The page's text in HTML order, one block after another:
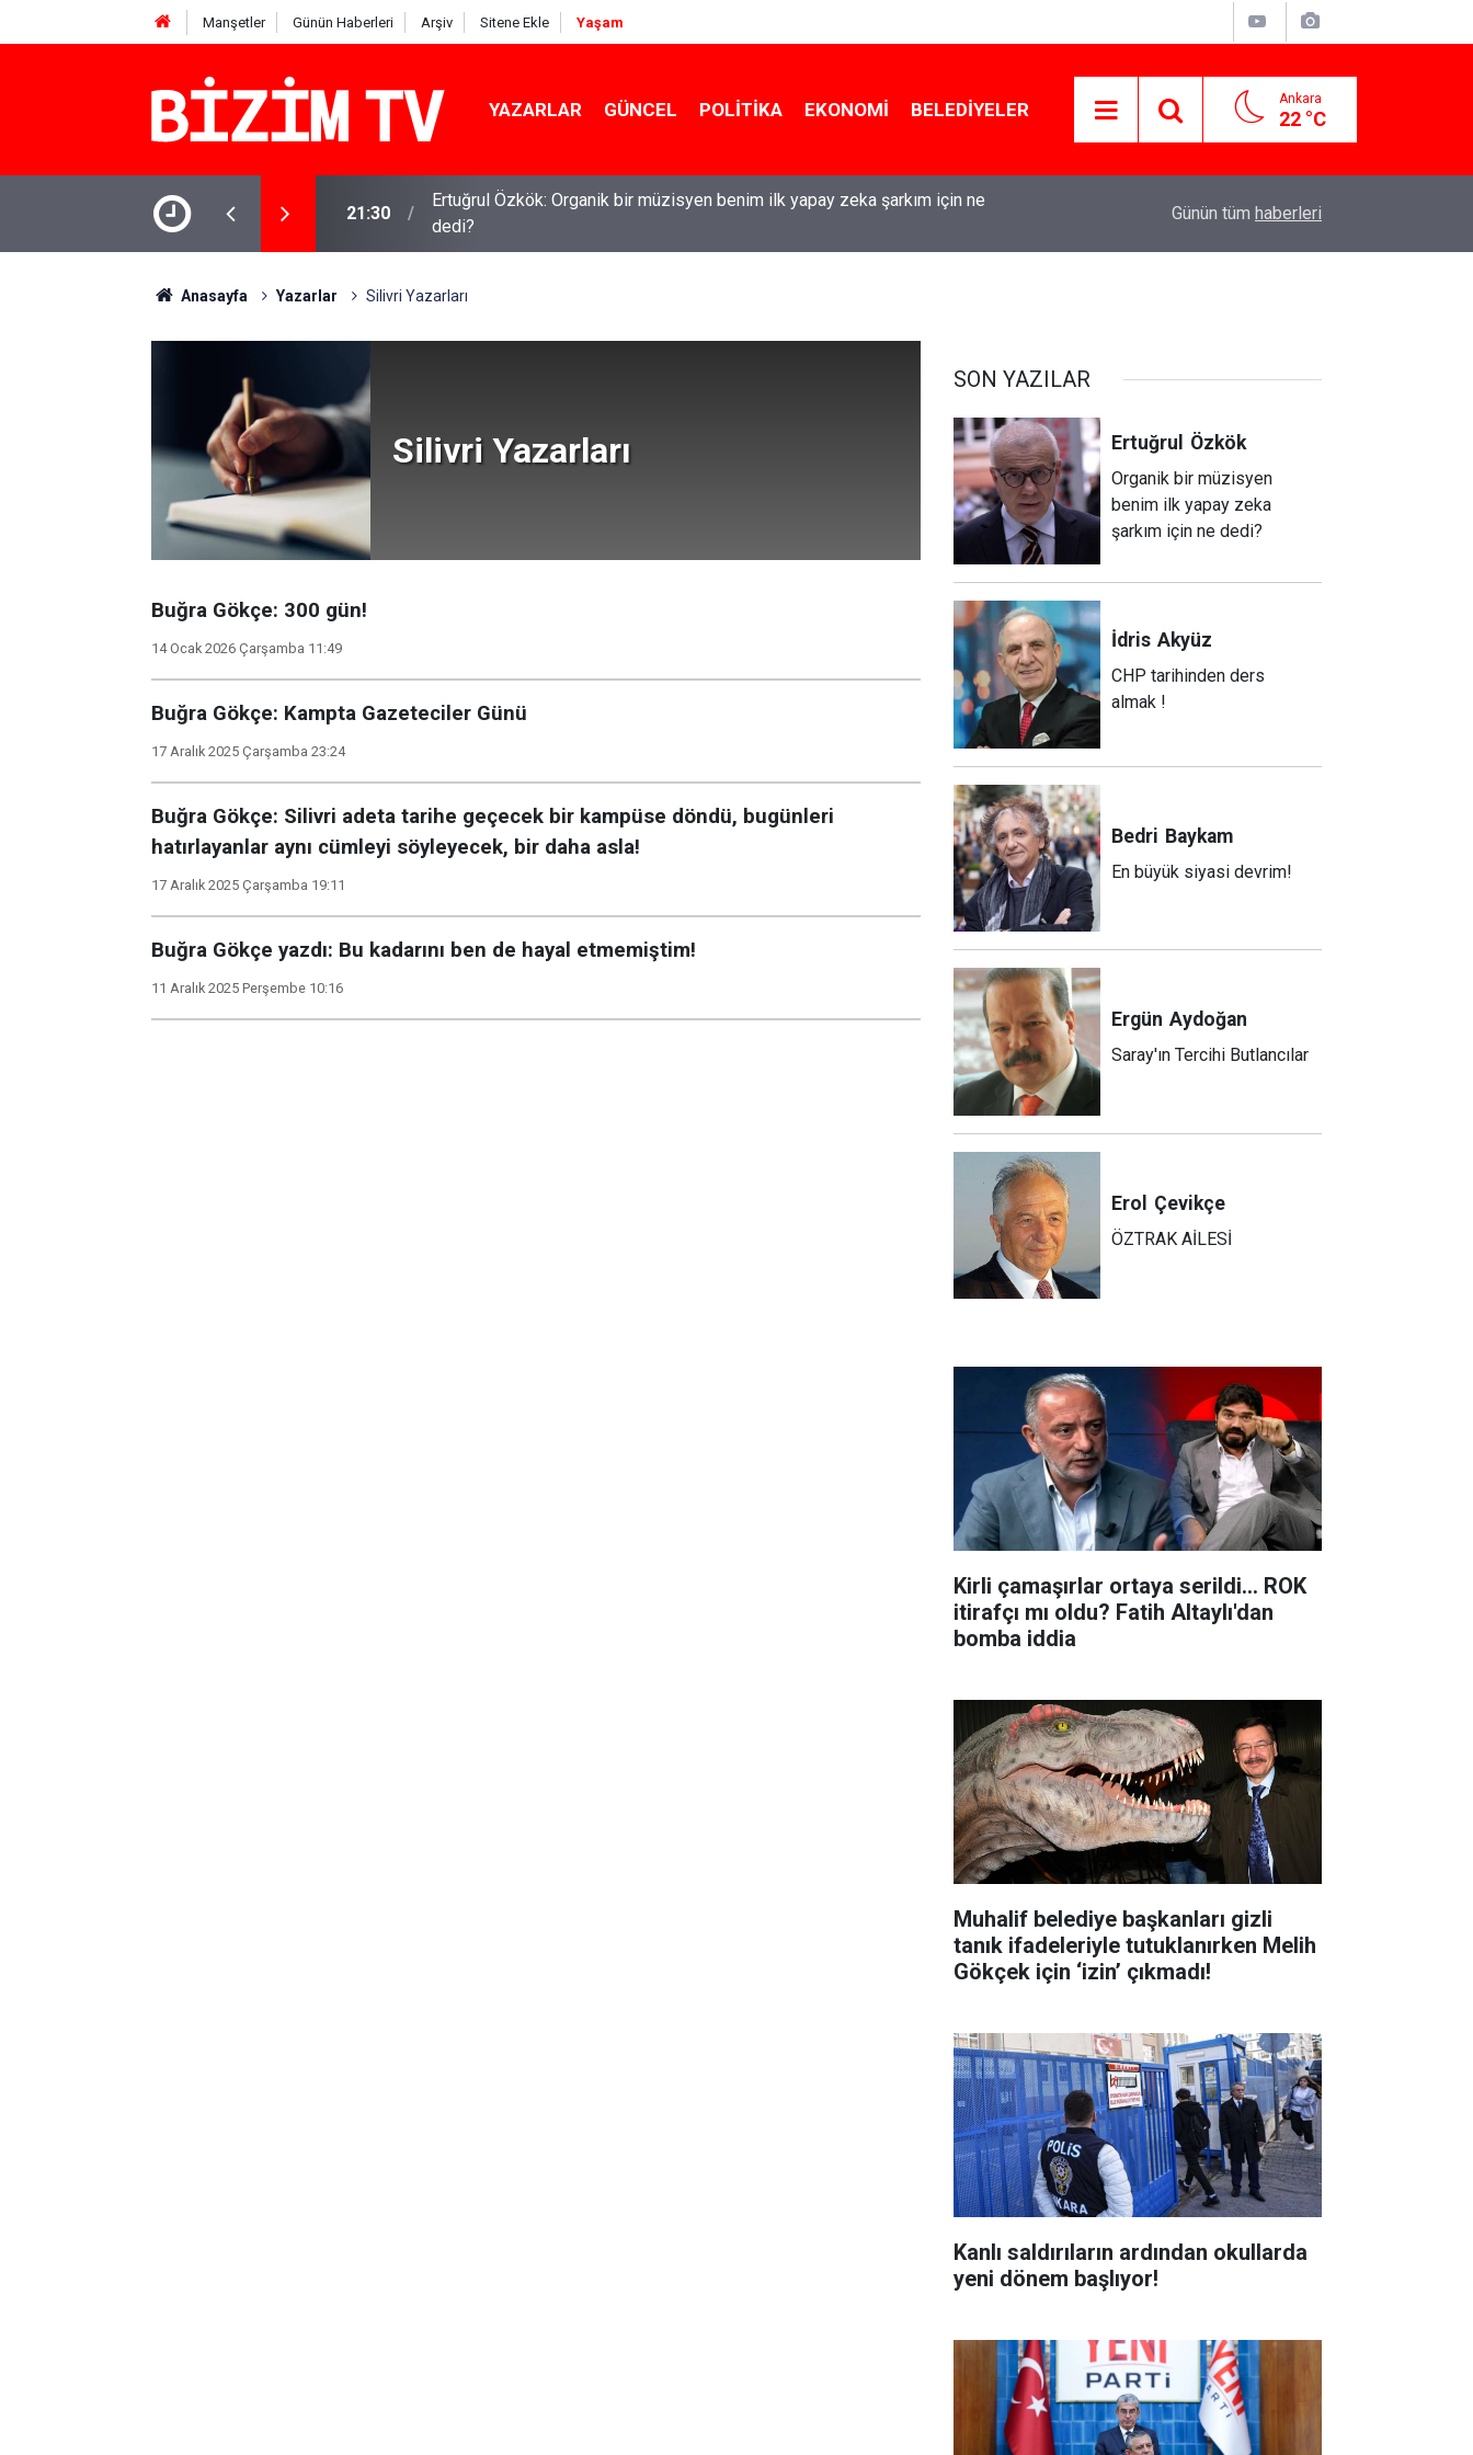
Manşetler Günün Haberleri Arşiv Sitene Ekle Yaşam
YAZARLAR GÜNCEL POLITIKA EKONOMI BELEDIYELER Ankara
22 °C
Gram, çeyrek ve Cumhuriyet altını
21:30
Ertuğrul Özkök: Organik bir müzisyen benim ilk yapay zeka şarkım için ne
dedi?
Günün tüm haberleri
Anasayfa Yazarlar Silivri Yazarları
Silivri Yazarları
Buğra Gökçe: 300 gün!
14 Ocak 2026 Çarşamba 11:49
Buğra Gökçe: Kampta Gazeteciler Günü
17 Aralık 2025 Çarşamba 23:24
Buğra Gökçe: Silivri adeta tarihe geçecek bir kampüse döndü, bugünleri
hatırlayanlar aynı cümleyi söyleyecek, bir daha asla!
17 Aralık 2025 Çarşamba 19:11
Buğra Gökçe yazdı: Bu kadarını ben de hayal etmemiştim!
11 Aralık 2025 Perşembe 10:16
SON YAZILAR
Ertuğrul Özkök
Organik bir müzisyen
benim ilk yapay zeka
şarkım için ne dedi?
İdris Akyüz
CHP tarihinden ders
almak !
Bedri Baykam
En büyük siyasi devrim!
Ergün Aydoğan
Saray'ın Tercihi Butlancılar
Erol Çevikçe
ÖZTRAK AİLESİ
Kirli çamaşırlar ortaya serildi... ROK
itirafçı mı oldu? Fatih Altaylı'dan
bomba iddia
Muhalif belediye başkanları gizli
tanık ifadeleriyle tutuklanırken Melih
Gökçek için ‘izin’ çıkmadı!
Kanlı saldırıların ardından okullarda
yeni dönem başlıyor!